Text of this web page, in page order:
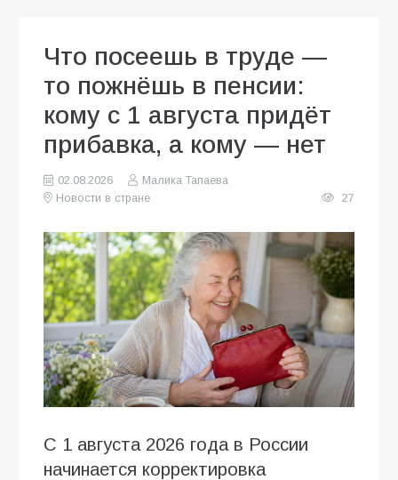
Что посеешь в труде —
то пожнёшь в пенсии:
кому с 1 августа придёт
прибавка, а кому — нет
02.08.2026
Малика Тапаева
Новости в стране
27
С 1 августа 2026 года в России
начинается корректировка